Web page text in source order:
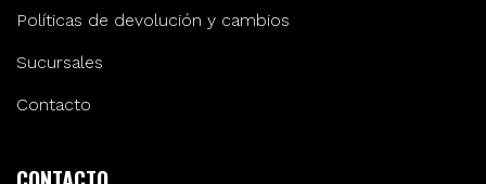
Políticas de devolución y cambios
Sucursales
Contacto